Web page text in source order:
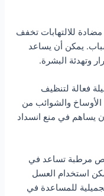
للالتهابات تخفف
يمكن أن يساعد
وتهدئة البشرة.
فعالة لتنظيف
الأوساخ والشوائب من
يساهم في منع انسداد
مرطبة تساعد في
استخدام العسل
للمساعدة في